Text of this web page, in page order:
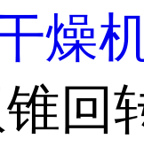
燥
回